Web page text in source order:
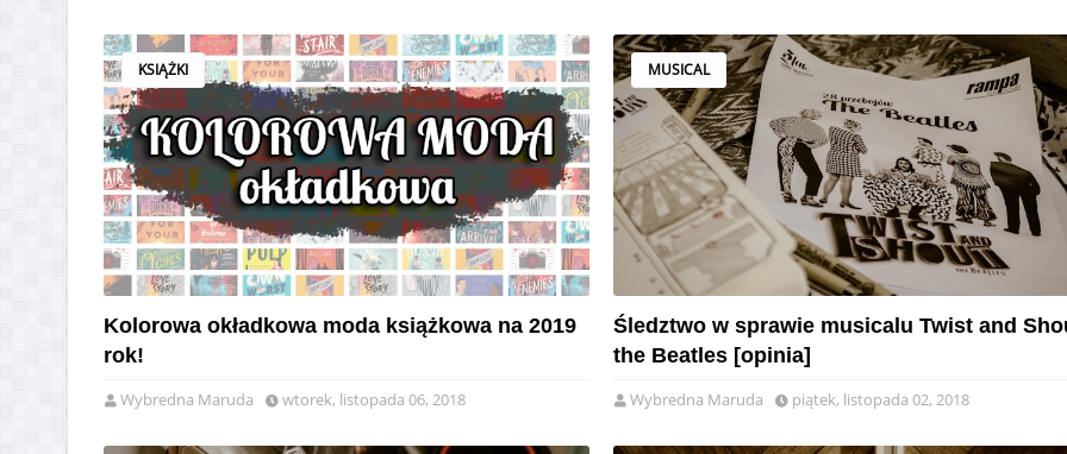
KSIĄŻKI
Kolorowa okładkowa moda książkowa na 2019
rok!
Wybredna Maruda wtorek, listopada 06, 2018
MUSICAL
Śledztwo w sprawie musicalu Twist and
the Beatles [opinia]
Wybredna Maruda piątek, listopada 02, 2018